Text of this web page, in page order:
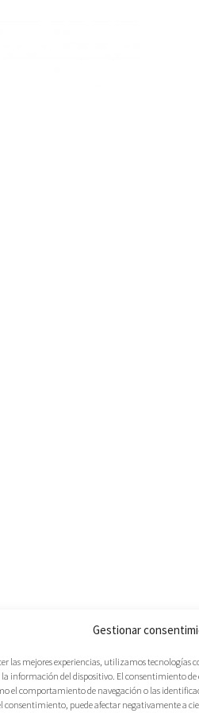
Gestionar
las mejores experiencias, utilizamos tecnologías
la información del dispositivo. El consentimiento
el comportamiento de navegación o las
consentimiento, puede afectar negativamente a